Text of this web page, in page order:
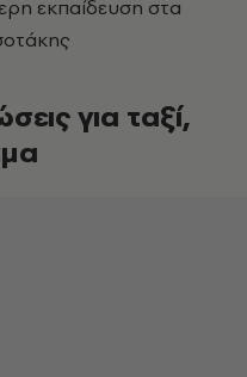
εκπαίδευση στα
για ταξί,